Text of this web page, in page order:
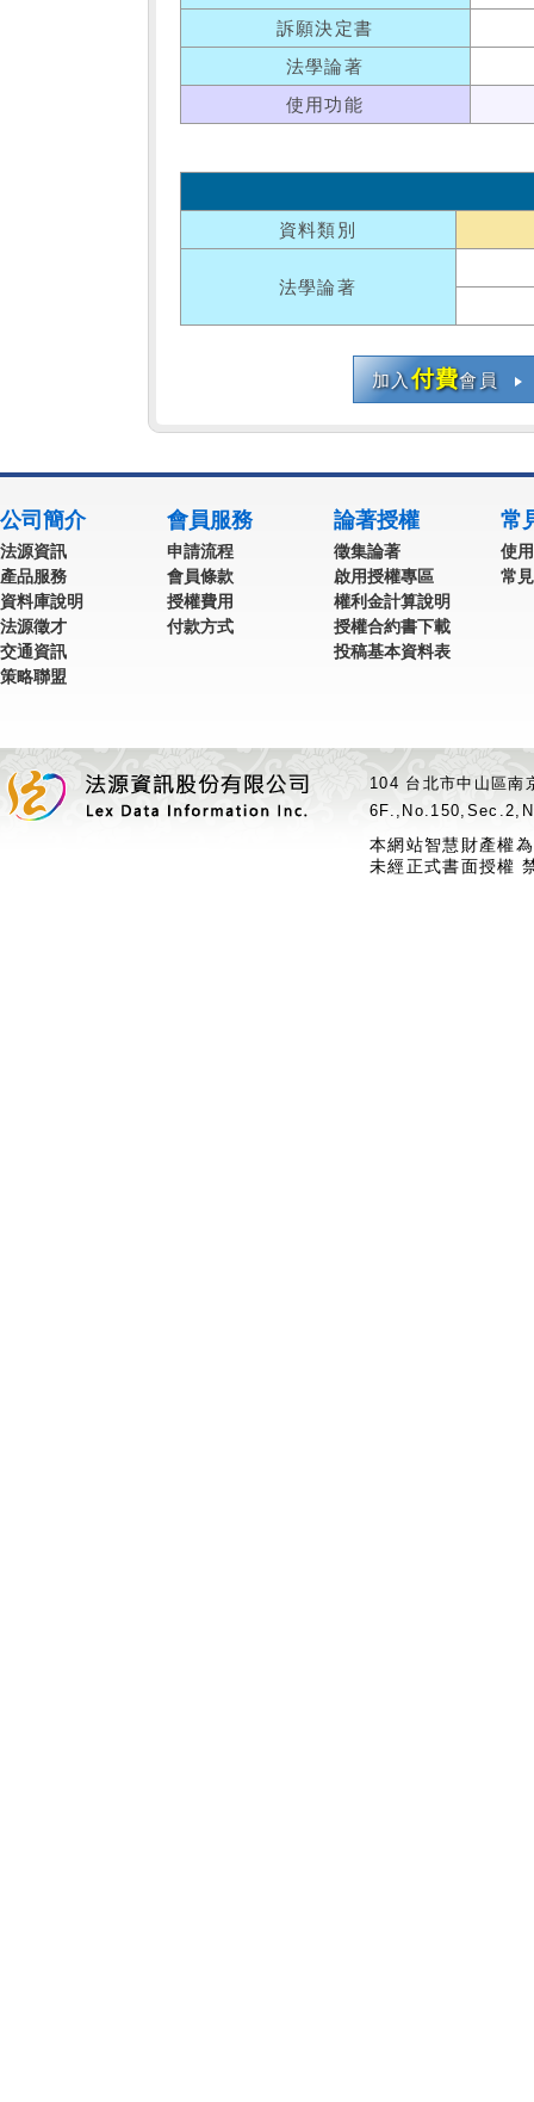
訴願決定書
法學論著
使用功能
資料類別
法學論著
加入付費會員
公司簡介
法源資訊
產品服務
資料庫說明
法源徵才
交通資訊
策略聯盟
會員服務
申請流程
會員條款
授權費用
付款方式
論著授權
徵集論著
啟用授權專區
權利金計算說明
授權合約書下載
投稿基本資料表
常
使
常
104 台北市中山區
本網站智慧財產權
未經正式書面授權